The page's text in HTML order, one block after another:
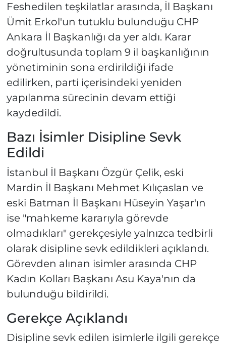
Feshedilen teşkilatlar arasında, İl Başkanı
Ümit Erkol'un tutuklu bulunduğu CHP
Ankara İl Başkanlığı da yer aldı. Karar
doğrultusunda toplam 9 il başkanlığının
yönetiminin sona erdirildiği ifade
edilirken, parti içerisindeki yeniden
yapılanma sürecinin devam ettiği
kaydedildi.
Bazı İsimler Disipline Sevk
Edildi
İstanbul İl Başkanı Özgür Çelik, eski
Mardin İl Başkanı Mehmet Kılıçaslan ve
eski Batman İl Başkanı Hüseyin Yaşar'ın
ise "mahkeme kararıyla görevde
olmadıkları" gerekçesiyle yalnızca tedbirli
olarak disipline sevk edildikleri açıklandı.
Görevden alınan isimler arasında CHP
Kadın Kolları Başkanı Asu Kaya'nın da
bulunduğu bildirildi.
Gerekçe Açıklandı
Disipline sevk edilen isimlerle ilgili gerekçe